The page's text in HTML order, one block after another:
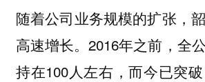
随着公司业务规模的扩张，
高速增长。2016年之前，全
持在100人左右，而今已突